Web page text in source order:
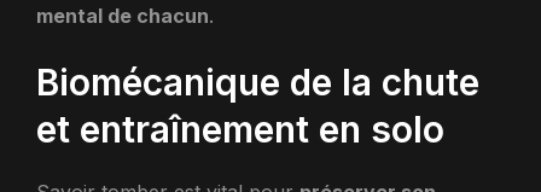
mental de chacun.
Biomécanique de la chute
et entraînement en solo